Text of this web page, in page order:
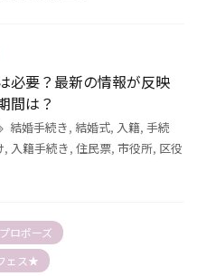
必要？最新の情報が反映
間は？
結婚手続き, 結婚式, 入籍, 手続
, 入籍手続き, 住民票, 市役所, 区役
ロポーズ
ェス★